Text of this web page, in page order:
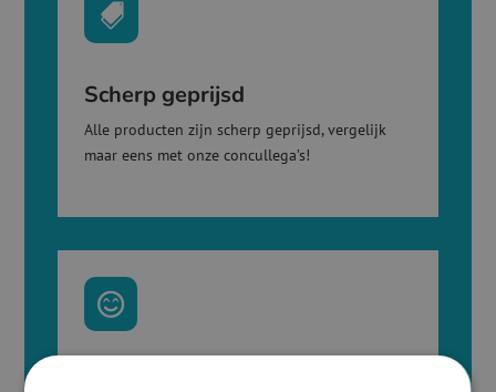

Scherp geprijsd
Alle producten zijn scherp geprijsd, vergelijk
maar eens met onze concullega’s!
